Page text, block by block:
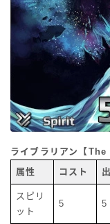
ライブラリアン【
属性
コスト
スピリ
ット
5 5